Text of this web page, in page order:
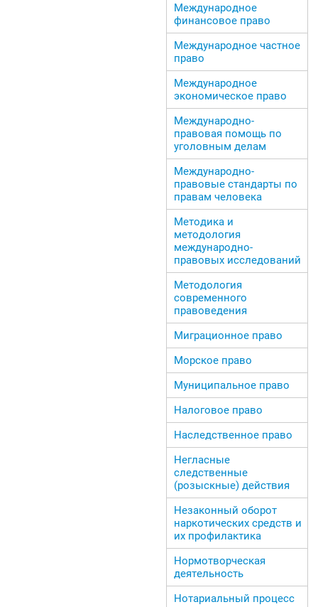
Международное
финансовое право
Международное частное
право
Международное
экономическое право
Международно-
правовая помощь по
уголовным делам
Международно-
правовые стандарты по
правам человека
Методика и
методология
международно-
правовых исследований
Методология
современного
правоведения
Миграционное право
Морское право
Муниципальное право
Налоговое право
Наследственное право
Негласные
следственные
(розыскные) действия
Незаконный оборот
наркотических средств и
их профилактика
Нормотворческая
деятельность
Нотариальный процесс